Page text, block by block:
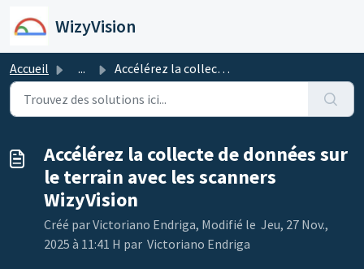
WizyVision
Accueil ... Accélérez la collecte de données sur le terrain avec les ...
Accélérez la collecte de données sur
le terrain avec les scanners
WizyVision
Créé par Victoriano Endriga, Modifié le Jeu, 27 Nov.,
2025 à 11:41 H par Victoriano Endriga